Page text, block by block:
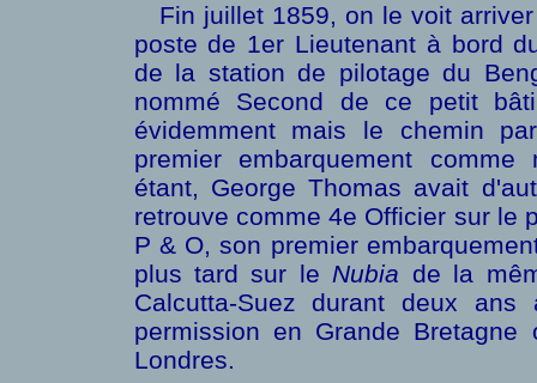
Fin juillet 1859, on le voit
poste de 1er Lieutenant à bord
de la station de pilotage du
nommé Second de ce petit
évidemment mais le chemin
premier embarquement
étant, George Thomas avait
retrouve comme 4e Officier sur le
P & O, son premier
plus tard sur le Nubia de la
Calcutta-Suez durant deux
permission en Grande
Londres.